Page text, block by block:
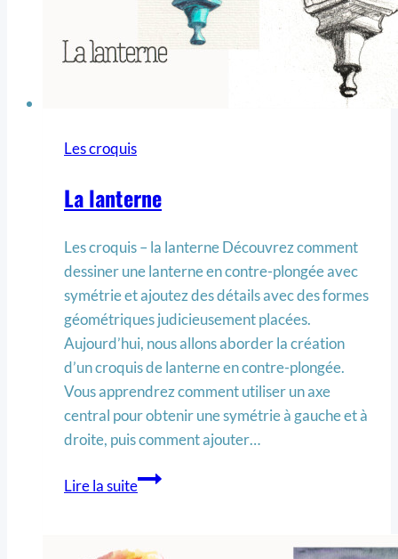
Les croquis
La lanterne
Les croquis – la lanterne Découvrez comment
dessiner une lanterne en contre-plongée avec
symétrie et ajoutez des détails avec des formes
géométriques judicieusement placées.
Aujourd’hui, nous allons aborder la création
d’un croquis de lanterne en contre-plongée.
Vous apprendrez comment utiliser un axe
central pour obtenir une symétrie à gauche et à
droite, puis comment ajouter…
Lire la suite